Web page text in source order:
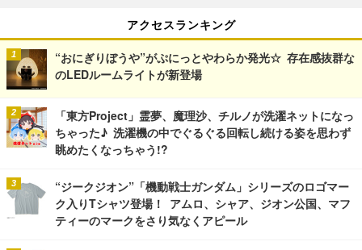
アクセスランキング
“おにぎりぼうや”がぷにっとやわらか発光☆ 存在感抜群な
のLEDルームライトが新登場
「東方Project」霊夢、魔理沙、チルノが洗濯ネットになっ
ちゃった♪ 洗濯機の中でぐるぐる回転し続ける姿を思わず
眺めたくなっちゃう!?
“ジークジオン”「機動戦士ガンダム」シリーズのロゴマー
ク入りTシャツ登場！ アムロ、シャア、ジオン公国、マフ
ティーのマークをさり気なくアピール